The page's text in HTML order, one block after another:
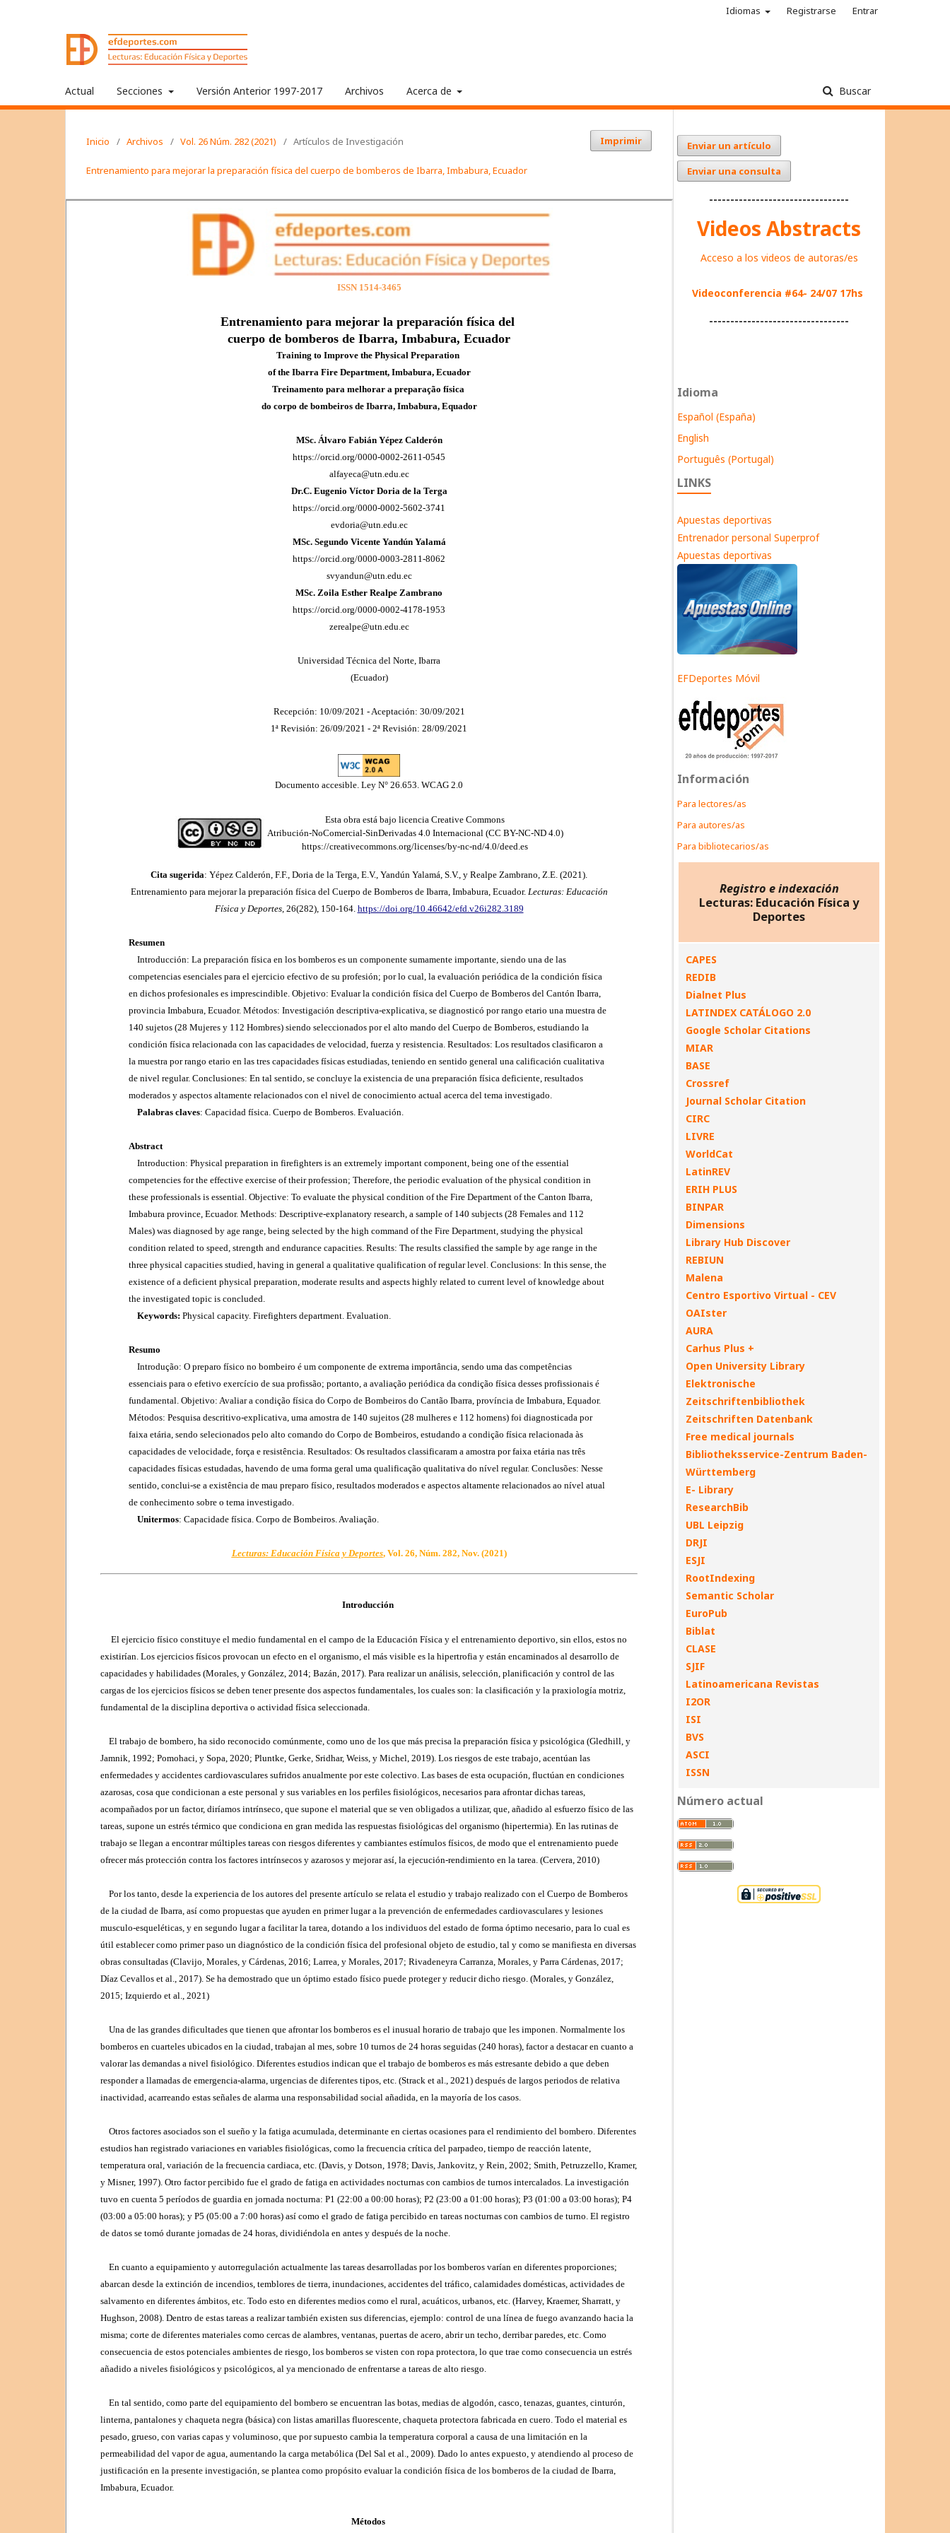
Actual Secciones Versión Anterior 1997-2017 Archivos Acerca de Buscar
Idiomas Registrarse Entrar
Inicio / Archivos / Vol. 26 Núm. 282 (2021) / Artículos de Investigación Imprimir
Entrenamiento para mejorar la preparación física del cuerpo de bomberos de Ibarra, Imbabura, Ecuador
Enviar un artículo
Enviar una consulta
---------------------------------
Videos Abstracts
Acceso a los videos de autoras/es
Videoconferencia #64- 24/07 17hs
---------------------------------
Idioma
Español (España)
English
Português (Portugal)
LINKS
Apuestas deportivas
Entrenador personal Superprof
Apuestas deportivas
EFDeportes Móvil
Información
Para lectores/as
Para autores/as
Para bibliotecarios/as
Registro e indexación
Lecturas: Educación Física y
Deportes
CAPES
REDIB
Dialnet Plus
LATINDEX CATÁLOGO 2.0
Google Scholar Citations
MIAR
BASE
Crossref
Journal Scholar Citation
CIRC
LIVRE
WorldCat
LatinREV
ERIH PLUS
BINPAR
Dimensions
Library Hub Discover
REBIUN
Malena
Centro Esportivo Virtual - CEV
OAIster
AURA
Carhus Plus +
Open University Library
Elektronische
Zeitschriftenbibliothek
Zeitschriften Datenbank
Free medical journals
Bibliotheksservice-Zentrum Baden-
Württemberg
E- Library
ResearchBib
UBL Leipzig
DRJI
ESJI
RootIndexing
Semantic Scholar
EuroPub
Biblat
CLASE
SJIF
Latinoamericana Revistas
I2OR
ISI
BVS
ASCI
ISSN
Número actual